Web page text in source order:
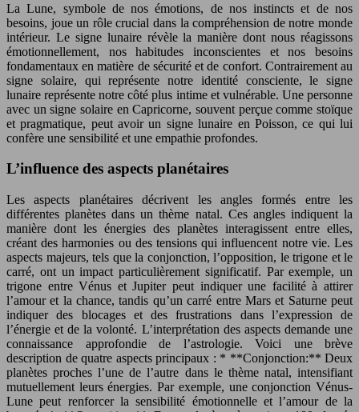
La Lune, symbole de nos émotions, de nos instincts et de nos
besoins, joue un rôle crucial dans la compréhension de notre monde
intérieur. Le signe lunaire révèle la manière dont nous réagissons
émotionnellement, nos habitudes inconscientes et nos besoins
fondamentaux en matière de sécurité et de confort. Contrairement au
signe solaire, qui représente notre identité consciente, le signe
lunaire représente notre côté plus intime et vulnérable. Une personne
avec un signe solaire en Capricorne, souvent perçue comme stoïque
et pragmatique, peut avoir un signe lunaire en Poisson, ce qui lui
confère une sensibilité et une empathie profondes.
L’influence des aspects planétaires
Les aspects planétaires décrivent les angles formés entre les
différentes planètes dans un thème natal. Ces angles indiquent la
manière dont les énergies des planètes interagissent entre elles,
créant des harmonies ou des tensions qui influencent notre vie. Les
aspects majeurs, tels que la conjonction, l’opposition, le trigone et le
carré, ont un impact particulièrement significatif. Par exemple, un
trigone entre Vénus et Jupiter peut indiquer une facilité à attirer
l’amour et la chance, tandis qu’un carré entre Mars et Saturne peut
indiquer des blocages et des frustrations dans l’expression de
l’énergie et de la volonté. L’interprétation des aspects demande une
connaissance approfondie de l’astrologie. Voici une brève
description de quatre aspects principaux : * **Conjonction:** Deux
planètes proches l’une de l’autre dans le thème natal, intensifiant
mutuellement leurs énergies. Par exemple, une conjonction Vénus-
Lune peut renforcer la sensibilité émotionnelle et l’amour de la